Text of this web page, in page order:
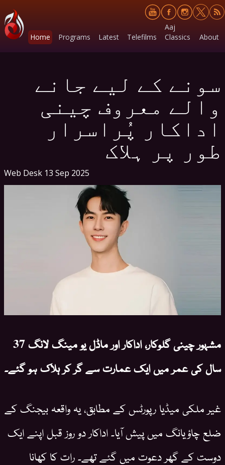
Home Programs Latest Telefilms
Aaj
Classics
About
سونے کے لیے جانے
والے معروف چینی
اداکار پُراسرار
طور پر ہلاک
Web Desk 13 Sep 2025
مشہور چینی گلوکار، اداکار اور ماڈل یو مینگ لانگ 37
سال کی عمر میں ایک عمارت سے گر کر ہلاک ہو گئے۔
غیر ملکی میڈیا رپورٹس کے مطابق، یہ واقعہ بیجنگ کے
ضلع چاؤیانگ میں پیش آیا۔ اداکار دو روز قبل اپنے ایک
دوست کے گھر دعوت میں گئے تھے۔ رات کا کھانا